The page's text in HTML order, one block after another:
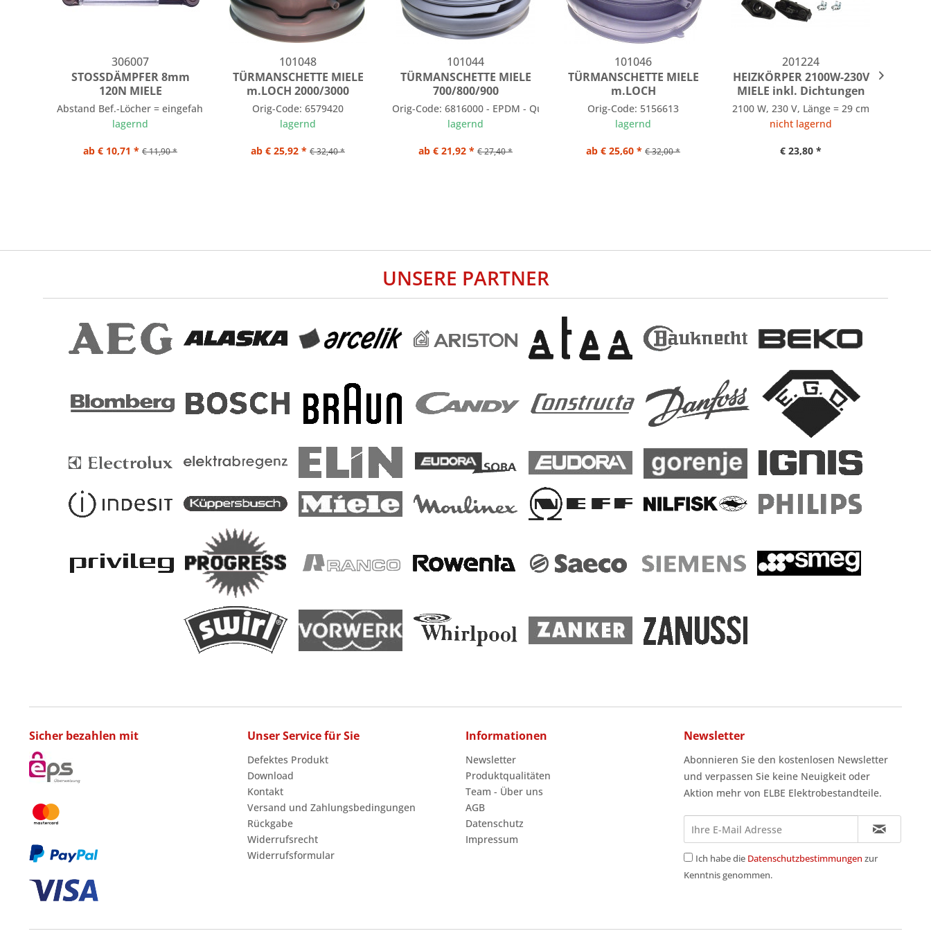
306007
STOSSDÄMPFER 8mm
120N MIELE
Abstand Bef.-Löcher = eingefahren 175 mm / ausgefahren 248 mm
lagernd
ab € 10,71 * € 11,90 *
101048
TÜRMANSCHETTE MIELE
m.LOCH 2000/3000
Orig-Code: 6579420
lagernd
ab € 25,92 * € 32,40 *
101044
TÜRMANSCHETTE MIELE
700/800/900
Orig-Code: 6816000 - EPDM - Qualität
lagernd
ab € 21,92 * € 27,40 *
101046
TÜRMANSCHETTE MIELE
m.LOCH
Orig-Code: 5156613
lagernd
ab € 25,60 * € 32,00 *
201224
HEIZKÖRPER 2100W-230V
MIELE inkl. Dichtungen
2100 W, 230 V, Länge = 29 cm
nicht lagernd
€ 23,80 *
UNSERE PARTNER
Sicher bezahlen mit Unser Service für Sie
Defektes Produkt
Download
Kontakt
Versand und Zahlungsbedingungen
Rückgabe
Widerrufsrecht
Widerrufsformular
Informationen
Newsletter
Produktqualitäten
Team - Über uns
AGB
Datenschutz
Impressum
Newsletter
Abonnieren Sie den kostenlosen Newsletter
und verpassen Sie keine Neuigkeit oder
Aktion mehr von ELBE Elektrobestandteile.
Ich habe die Datenschutzbestimmungen zur
Kenntnis genommen.